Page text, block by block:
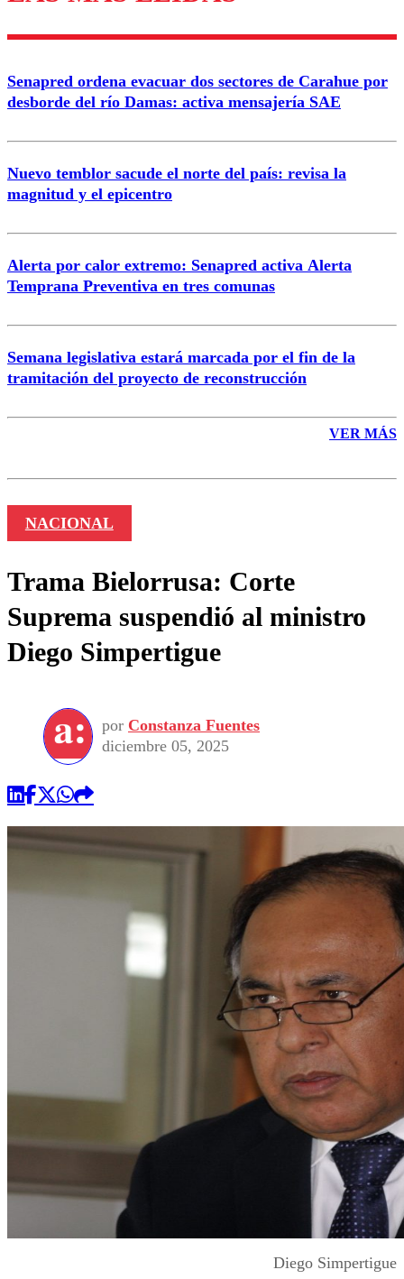
diálogo respetuoso.
Nombre
Correo
Senapred ordena evacuar dos sectores de Carahue por
desborde del río Damas: activa mensajería SAE
Nuevo temblor sacude el norte del país: revisa la
magnitud y el epicentro
Alerta por calor extremo: Senapred activa Alerta
Temprana Preventiva en tres comunas
Semana legislativa estará marcada por el fin de la
tramitación del proyecto de reconstrucción
VER MÁS
NACIONAL
Trama Bielorrusa: Corte
Suprema suspendió al ministro
Diego Simpertigue
por Constanza Fuentes
diciembre 05, 2025
Diego Simpertigue